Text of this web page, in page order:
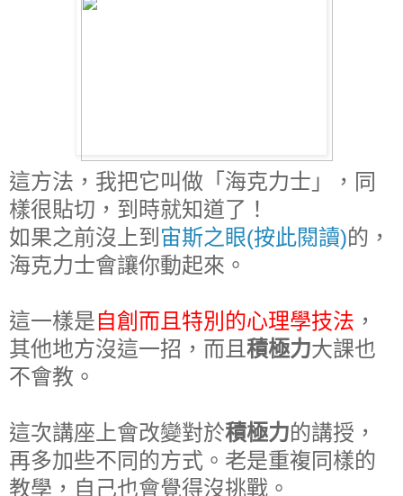
這方法，我把它叫做「海克力士」，同
樣很貼切，到時就知道了！
如果之前沒上到 宙斯之眼(按此閱讀)的，
海克力士會讓你動起來。
這一樣是自創而且特別的心理學技法 ，
其他地方沒這一招，而且 積極力大課也
不會教。
這次講座上會改變對於積極力的講授，
再多加些不同的方式。老是重複同樣的
教學，自己也會覺得沒挑戰。